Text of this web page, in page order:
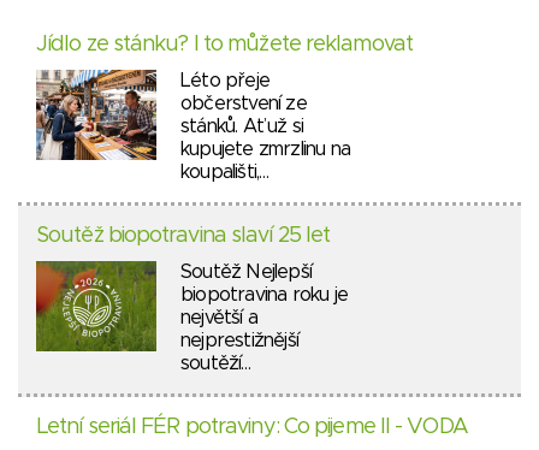
Jídlo ze stánku? I to můžete reklamovat
Léto přeje
občerstvení ze
stánků. Ať už si
kupujete zmrzlinu na
koupališti,…
Soutěž biopotravina slaví 25 let
Soutěž Nejlepší
biopotravina roku je
největší a
nejprestižnější
soutěží…
Letní seriál FÉR potraviny: Co pijeme II - VODA